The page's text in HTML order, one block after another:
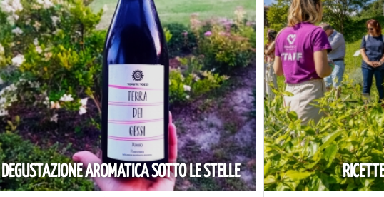
DEGUSTAZIONE AROMATICA SOTTO LE STELLE